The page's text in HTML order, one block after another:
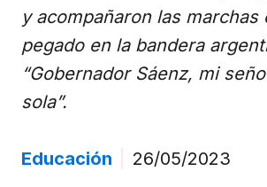
y acompañaron las marchas
pegado en la bandera
“Gobernador Sáenz, mi
sola”.
Educación 26/05/2023